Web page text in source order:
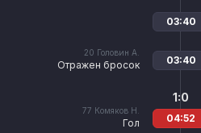
03:40
20 Головин А.
Отражен бросок 03:40
77 Комяков Н.
Гол
1:0
04:52